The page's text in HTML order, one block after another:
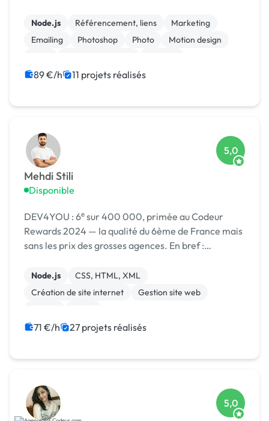
MASQUÉE] 🏆 !
Node.js Référencement, liens
Marketing
Emailing
Photoshop Photo
Motion design
89 €/h 11 projets réalisés
Mehdi Stili
Disponible
5,0
DEV4YOU : 6ᵉ sur 400 000, primée au Codeur
Rewards 2024 — la qualité du 6ème de France mais
sans les prix des grosses agences. En bref :
plateforme.
Node.js
CSS, HTML, XML
Création de site internet
Gestion site web
71 €/h 27 projets réalisés
5,0